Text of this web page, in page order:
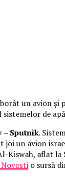
un avion și
de
– Sputnik.
joi un avion
Kiswah, aflat la
o sursă